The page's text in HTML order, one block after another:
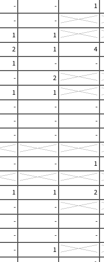
- -
1
-
-
1
1
2 1
4
1 -
-
-
2
1
1
- -
-
- -
-
- -
-
- -
1
1 1
2
-
-
- -
-
- -
-
-
1